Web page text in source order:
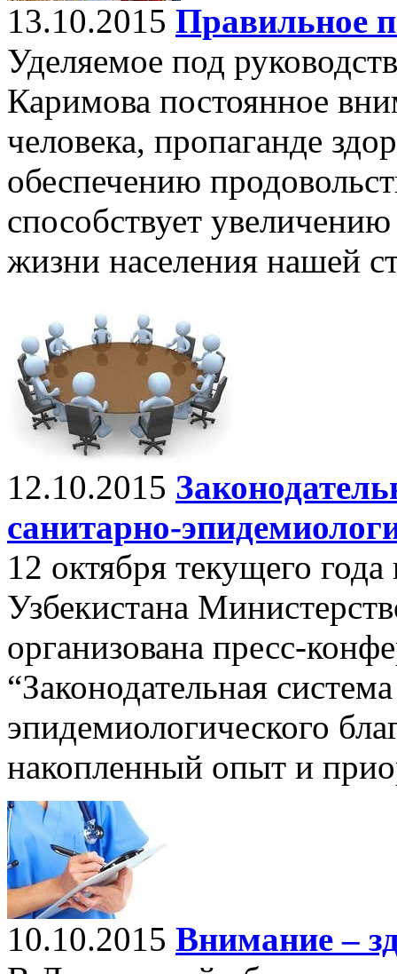
13.10.2015 Правильное
Уделяемое под
Каримова постоянное
человека, пропаганде
обеспечению
способствует
жизни населения нашей
12.10.2015
санитарно-
12 октября текущего
Узбекистана
организована пресс-
“Законодательная
эпидемиологического
накопленный опыт и
10.10.2015 Внимание –